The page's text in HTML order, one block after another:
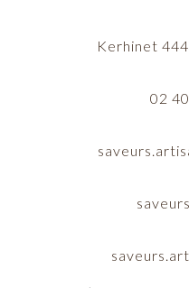
Kerhinet
02